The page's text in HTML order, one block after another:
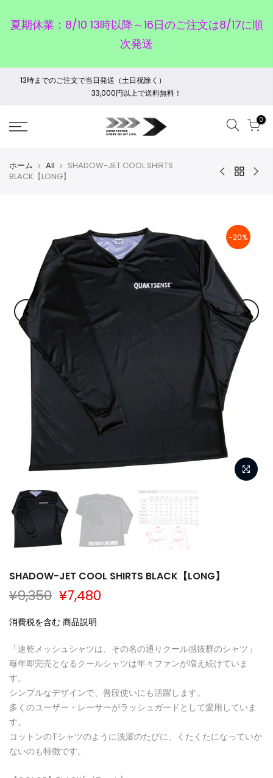
夏期休業：8/10 13時以降～16日のご注文は8/17に順
次発送
13時までのご注文で当日発送（土日祝除く）
33,000円以上で送料無料！
0
ホーム All
SHADOW-JET COOL SHIRTS
BLACK【LONG】
-20%
SHADOW-JET COOL SHIRTS BLACK【LONG】
¥9,350 ¥7,480
消費税を含む 商品説明
「速乾メッシュシャツは、その名の通りクール感抜群のシャツ」
毎年即完売となるクールシャツは年々ファンが増え続けていま
す。
シンプルなデザインで、普段使いにも活躍します。
多くのユーザー・レーサーがラッシュガードとして愛用していま
す。
コットンのTシャツのように洗濯のたびに、くたくたになっていか
ないのも特徴です。